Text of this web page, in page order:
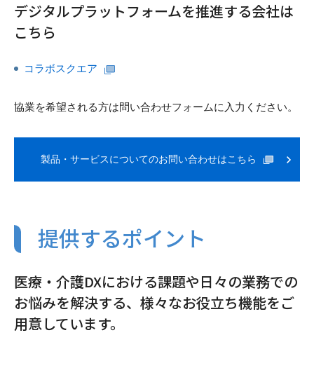
デジタルプラットフォームを推進する会社は
こちら
コラボスクエア
協業を希望される方は問い合わせフォームに入力ください。
製品・サービスについてのお問い合わせはこちら
提供するポイント
医療・介護DXにおける課題や日々の業務での
お悩みを解決する、様々なお役立ち機能をご
用意しています。